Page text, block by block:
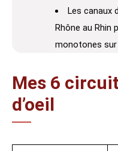
Les canaux
Rhône au Rhin
monotones
Mes 6
d’oeil